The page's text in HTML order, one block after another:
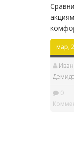
мар,
Иван
0